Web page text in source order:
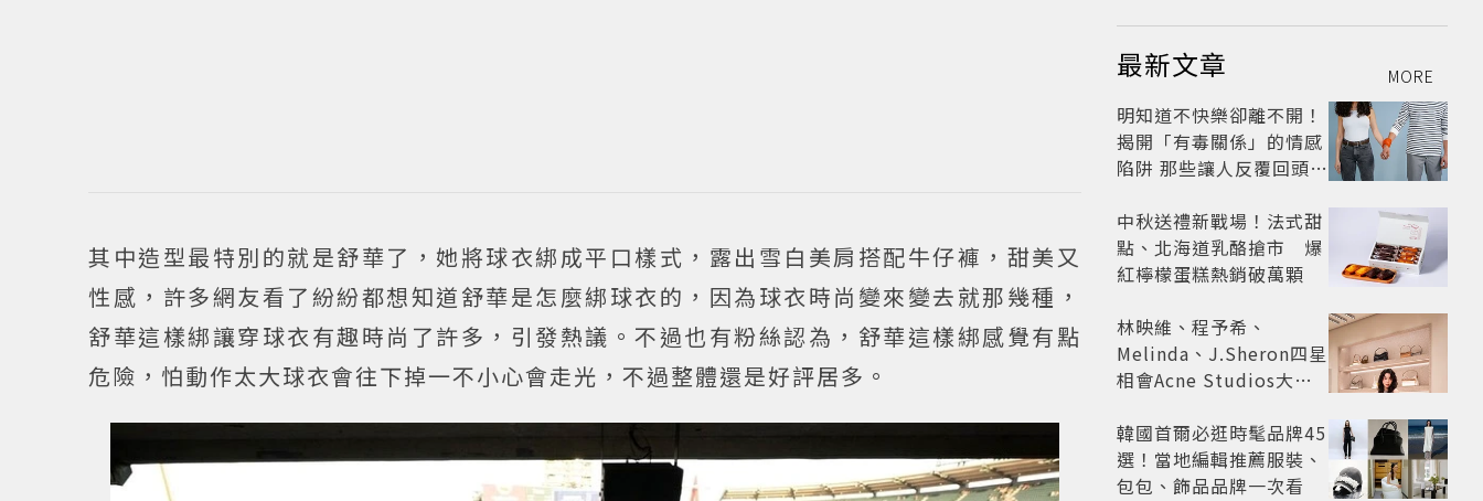
其中造型最特別的就是舒華了，她將球衣綁成平口樣式，露出雪白美肩搭配牛仔褲，甜美又
性感，許多網友看了紛紛都想知道舒華是怎麼綁球衣的，因為球衣時尚變來變去就那幾種，
舒華這樣綁讓穿球衣有趣時尚了許多，引發熱議。不過也有粉絲認為，舒華這樣綁感覺有點
危險，怕動作太大球衣會往下掉一不小心會走光，不過整體還是好評居多。
最新文章 MORE
明知道不快樂卻離不開！
揭開「有毒關係」的情感
陷阱 那些讓人反覆回頭的
戒？
中秋送禮新戰場！法式甜
點、北海道乳酪搶市 爆
紅檸檬蛋糕熱銷破萬顆
林映維、程予希、
Melinda、J.Sheron四星
相會Acne Studios大曬
韓國首爾必逛時髦品牌45
選！當地編輯推薦服裝、
包包、飾品品牌一次看